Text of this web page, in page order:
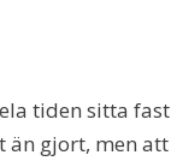
tiden sitta fast
än gjort, men att